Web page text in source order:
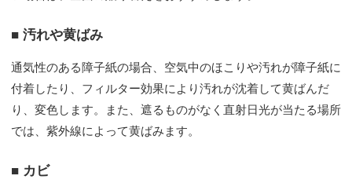
■ 汚れや黄ばみ
通気性のある障子紙の場合、空気中のほこりや汚れが障子紙に
付着したり、フィルター効果により汚れが沈着して黄ばんだ
り、変色します。また、遮るものがなく直射日光が当たる場所
では、紫外線によって黄ばみます。
■ カビ